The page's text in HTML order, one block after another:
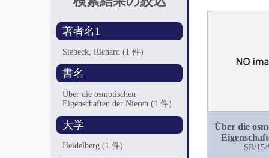
著者名1
Siebeck, Richard(1 件)
書名
Über die osmotischen
Eigenschaften der Nieren(1 件)
大学
Heidelberg(1 件)
Über die
SB/15/